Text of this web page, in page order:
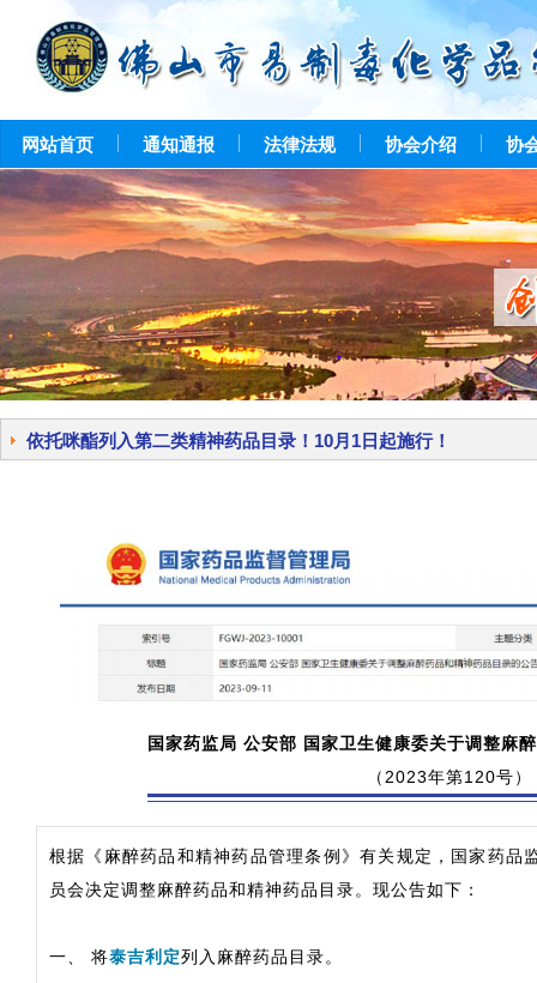
网站首页 通知通报 法律法规 协会介绍 协
依托咪酯列入第二类精神药品目录！10月1日起施行！
国家药监局 公安部 国家卫生健康委关于调整麻
（2023年第120号）
根据《麻醉药品和精神药品管理条例》有关规定，国家药品
员会决定调整麻醉药品和精神药品目录。现公告如下：
一、 将泰吉利定列入麻醉药品目录。